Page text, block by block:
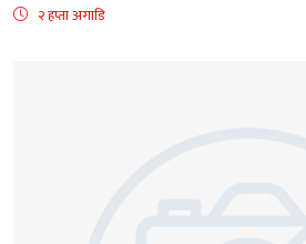
२ हप्ता अगाडि